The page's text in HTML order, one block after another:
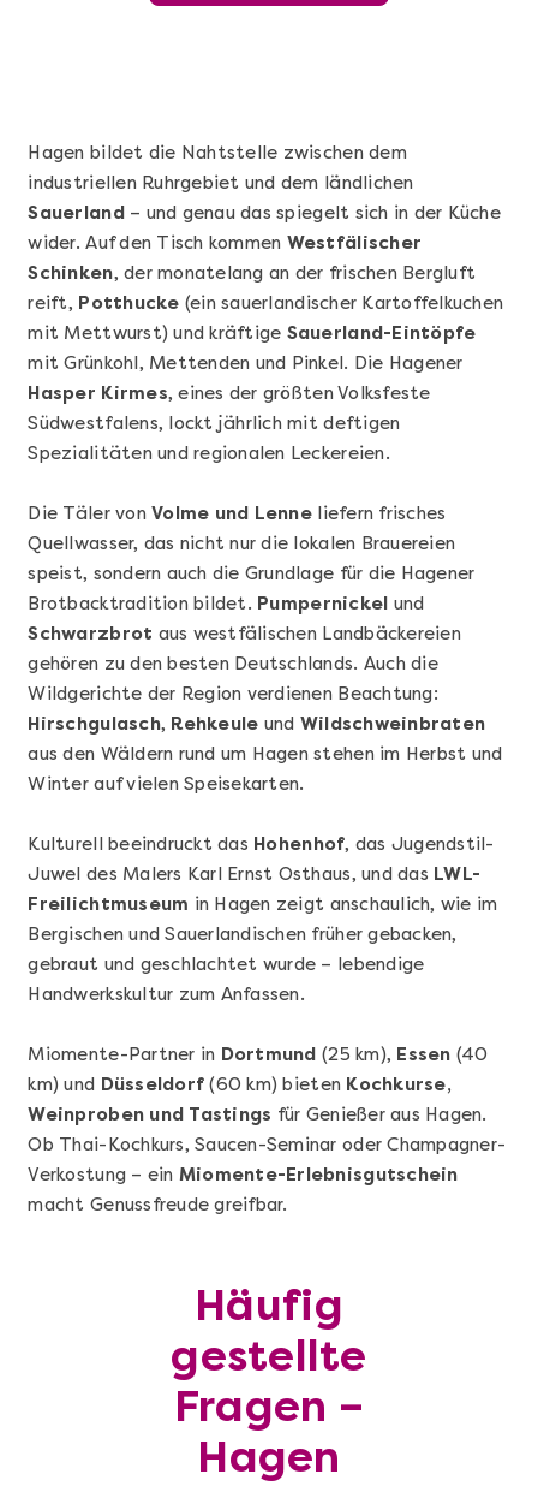
Mehr anzeigen
Sushi Selber Machen - DIY-Set
Mehr anzeigen
Cocktails Selber Machen - DIY-Set
Mehr anzeigen
Pasta Selber Machen - DIY-Set
Hagen bildet die Nahtstelle zwischen dem
industriellen Ruhrgebiet und dem ländlichen
Sauerland – und genau das spiegelt sich in der Küche
wider. Auf den Tisch kommen Westfälischer
Schinken, der monatelang an der frischen Bergluft
reift, Potthucke (ein sauerlandischer Kartoffelkuchen
mit Mettwurst) und kräftige Sauerland-Eintöpfe
mit Grünkohl, Mettenden und Pinkel. Die Hagener
Hasper Kirmes, eines der größten Volksfeste
Südwestfalens, lockt jährlich mit deftigen
Spezialitäten und regionalen Leckereien.
Die Täler vonVolme und Lenneliefern frisches
Quellwasser, das nicht nur die lokalen Brauereien
speist, sondern auch die Grundlage für die Hagener
Brotbacktradition bildet. Pumpernickel und
Schwarzbrot aus westfälischen Landbäckereien
gehören zu den besten Deutschlands. Auch die
Wildgerichte der Region verdienen Beachtung:
Hirschgulasch, Rehkeule und Wildschweinbraten
aus den Wäldern rund um Hagen stehen im Herbst und
Winter auf vielen Speisekarten.
Kulturell beeindruckt das Hohenhof, das Jugendstil-
Juwel des Malers Karl Ernst Osthaus, und das LWL-
Freilichtmuseum in Hagen zeigt anschaulich, wie im
Bergischen und Sauerlandischen früher gebacken,
gebraut und geschlachtet wurde – lebendige
Handwerkskultur zum Anfassen.
Miomente-Partner in Dortmund (25 km), Essen (40
km) und Düsseldorf (60 km) bieten Kochkurse,
Weinproben und Tastings für Genießer aus Hagen.
Ob Thai-Kochkurs, Saucen-Seminar oder Champagner-
Verkostung – ein Miomente-Erlebnisgutschein
macht Genussfreude greifbar.
Häufig
gestellte
Fragen –
Hagen